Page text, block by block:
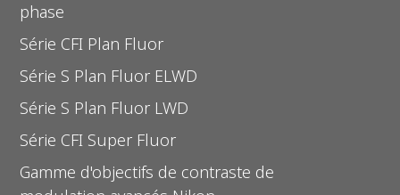
phase
Série CFI Plan Fluor
Série S Plan Fluor ELWD
Série S Plan Fluor LWD
Série CFI Super Fluor
Gamme d'objectifs de contraste de